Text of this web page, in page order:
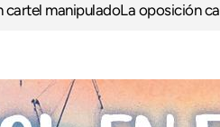
La oposición carga